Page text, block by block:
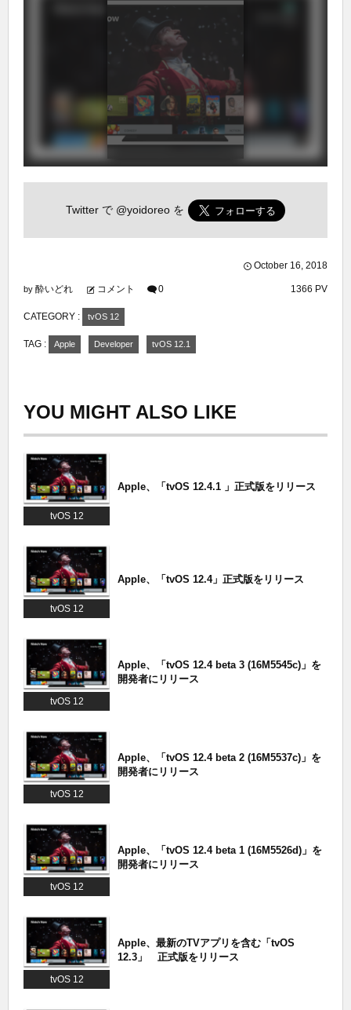
Twitter で @yoidoreo を
October 16, 2018
by 酔いどれ コメント 0 1366 PV
CATEGORY : tvOS 12
TAG : Apple Developer tvOS 12.1
YOU MIGHT ALSO LIKE
tvOS 12
Apple、「tvOS 12.4.1 」正式版をリリース
tvOS 12
Apple、「tvOS 12.4」正式版をリリース
tvOS 12
Apple、「tvOS 12.4 beta 3 (16M5545c)」を
開発者にリリース
tvOS 12
Apple、「tvOS 12.4 beta 2 (16M5537c)」を
開発者にリリース
tvOS 12
Apple、「tvOS 12.4 beta 1 (16M5526d)」を
開発者にリリース
tvOS 12
Apple、最新のTVアプリを含む「tvOS
12.3」 正式版をリリース